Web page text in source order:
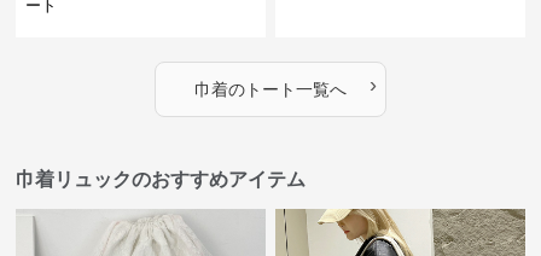
ート
巾着のトート一覧へ ›
巾着リュックのおすすめアイテム